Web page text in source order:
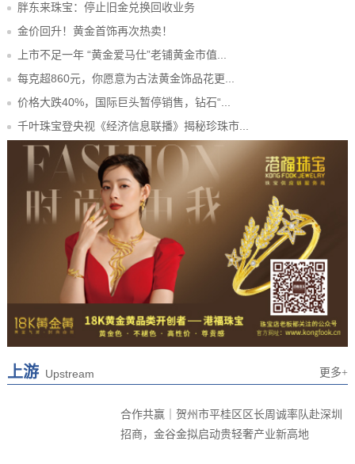
胖东来珠宝：停止旧金兑换回收业务
金价回升！黄金首饰再次热卖！
上市不足一年 “黄金爱马仕”老铺黄金市值...
每克超860元，你愿意为古法黄金饰品花更...
价格大跌40%，国际巨头暂停销售，钻石“...
千叶珠宝登央视《经济信息联播》揭秘珍珠市...
上游Upstream 更多+
合作共赢｜贺州市平桂区区长周诚率队赴深圳
招商，金谷金拟启动贵轻奢产业新高地